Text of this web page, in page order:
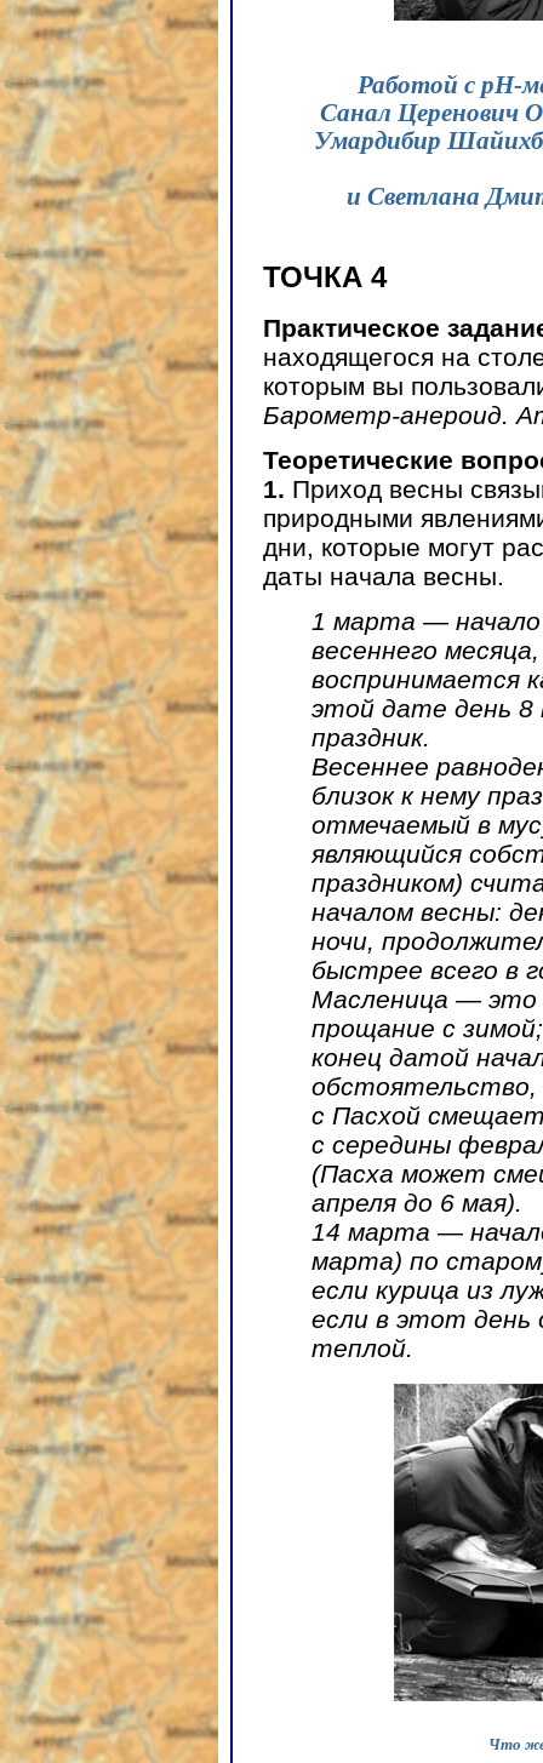
Работой с pH-
Санал Церенович
Умардибир
и Светлана
ТОЧКА 4
Практическое
находящегося на
которым вы
Барометр-анероид.
Теоретические
1. Приход весны
природными
дни, которые могут
даты начала весны.
1 марта — начало
весеннего
воспринимается
этой дате день
праздник.
Весеннее
близок к нему
отмечаемый в
являющийся
праздником)
началом весны:
ночи,
быстрее всего в
Масленица — это
прощание с
конец датой
с Пасхой
с середины
(Пасха может
апреля до 6 мая).
14 марта —
марта) по
если курица из
если в этот
теплой.
Что же